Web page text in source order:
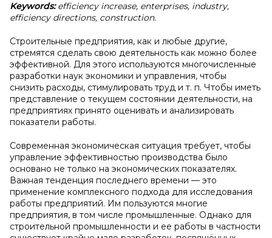
Keywords:efficiency increase, enterprises, industry,
efficiency directions, construction.
Строительные предприятия, как и любые другие,
стремятся сделать свою деятельность как можно более
эффективной. Для этого используются многочисленные
разработки наук экономики и управления, чтобы
снизить расходы, стимулировать труд и т. п. Чтобы иметь
представление о текущем состоянии деятельности, на
предприятиях принято оценивать и анализировать
показатели работы.
Современная экономическая ситуация требует, чтобы
управление эффективностью производства было
основано не только на экономических показателях.
Важная тенденция последнего времени — это
применение комплексного подхода для исследования
работы предприятий. Им пользуются многие
предприятия, в том числе промышленные. Однако для
строительной промышленности и ее работы в частности